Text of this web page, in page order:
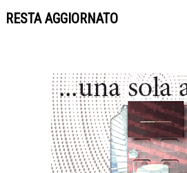
RESTA AGGIORNATO